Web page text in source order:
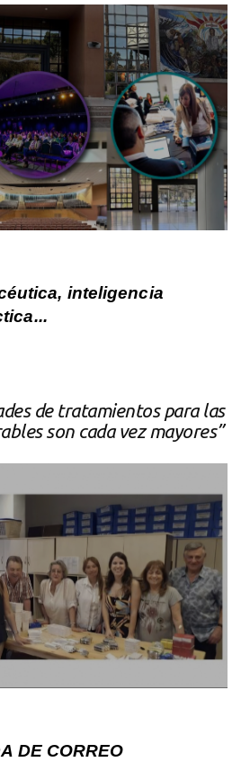
inteligencia
de tratamientos para las
son cada vez mayores”
DE CORREO